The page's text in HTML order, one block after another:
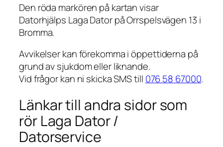
Den röda markören på kartan visar
Datorhjälps Laga Dator på Orrspelsvägen 13 i
Bromma.
Avvikelser kan förekomma i öppettiderna på
grund av sjukdom eller liknande.
Vid frågor kan ni skicka SMS till 076 58 67000.
Länkar till andra sidor som
rör Laga Dator /
Datorservice